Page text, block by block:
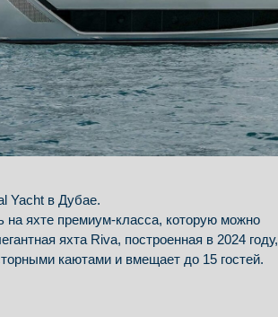
Yacht в Дубае.
яхте премиум-класса, которую можно
яхта Riva, построенная в 2024 году,
каютами и вмещает до 15 гостей.